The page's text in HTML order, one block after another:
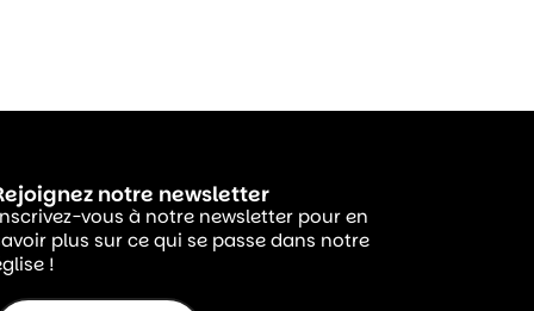
notre newsletter
vous à notre newsletter pour en
plus sur ce qui se passe dans notre
!